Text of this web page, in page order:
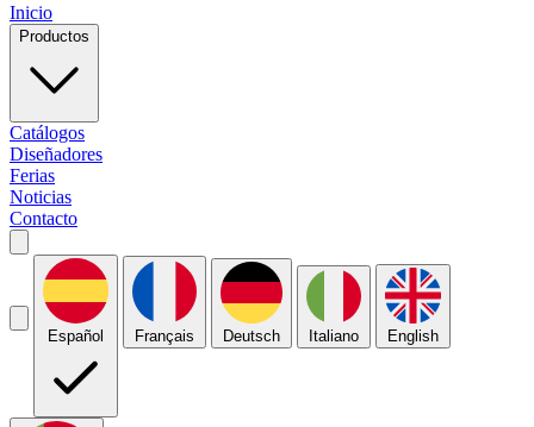
Inicio
Productos
Catálogos
Diseñadores
Ferias
Noticias
Contacto
Español Français Deutsch Italiano English